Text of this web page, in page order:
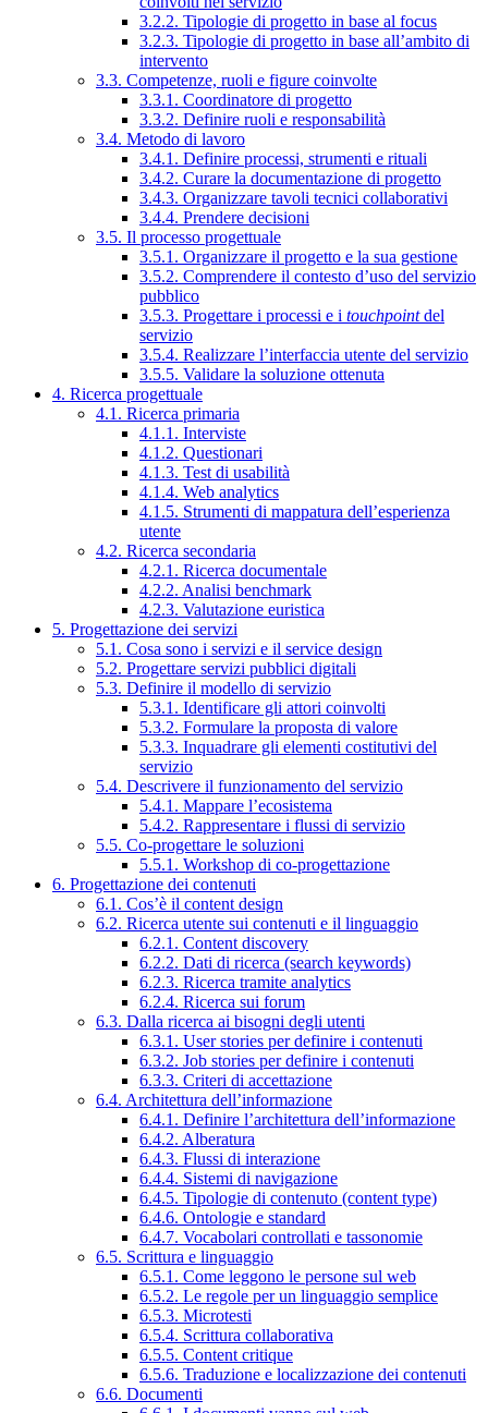
3.2.2. Tipologie di progetto in base al focus
3.2.3. Tipologie di progetto in base all’ambito di
intervento
3.3. Competenze, ruoli e figure coinvolte
3.3.1. Coordinatore di progetto
3.3.2. Definire ruoli e responsabilità
3.4. Metodo di lavoro
3.4.1. Definire processi, strumenti e rituali
3.4.2. Curare la documentazione di progetto
3.4.3. Organizzare tavoli tecnici collaborativi
3.4.4. Prendere decisioni
3.5. Il processo progettuale
3.5.1. Organizzare il progetto e la sua gestione
3.5.2. Comprendere il contesto d’uso del servizio
pubblico
3.5.3. Progettare i processi e i touchpointdel
servizio
3.5.4. Realizzare l’interfaccia utente del servizio
3.5.5. Validare la soluzione ottenuta
4. Ricerca progettuale
4.1. Ricerca primaria
4.1.1. Interviste
4.1.2. Questionari
4.1.3. Test di usabilità
4.1.4. Web analytics
4.1.5. Strumenti di mappatura dell’esperienza
utente
4.2. Ricerca secondaria
4.2.1. Ricerca documentale
4.2.2. Analisi benchmark
4.2.3. Valutazione euristica
5. Progettazione dei servizi
5.1. Cosa sono i servizi e il service design
5.2. Progettare servizi pubblici digitali
5.3. Definire il modello di servizio
5.3.1. Identificare gli attori coinvolti
5.3.2. Formulare la proposta di valore
5.3.3. Inquadrare gli elementi costitutivi del
servizio
5.4. Descrivere il funzionamento del servizio
5.4.1. Mappare l’ecosistema
5.4.2. Rappresentare i flussi di servizio
5.5. Co-progettare le soluzioni
5.5.1. Workshop di co-progettazione
6. Progettazione dei contenuti
6.1. Cos’è il content design
6.2. Ricerca utente sui contenuti e il linguaggio
6.2.1. Content discovery
6.2.2. Dati di ricerca (search keywords)
6.2.3. Ricerca tramite analytics
6.2.4. Ricerca sui forum
6.3. Dalla ricerca ai bisogni degli utenti
6.3.1. User stories per definire i contenuti
6.3.2. Job stories per definire i contenuti
6.3.3. Criteri di accettazione
6.4. Architettura dell’informazione
6.4.1. Definire l’architettura dell’informazione
6.4.2. Alberatura
6.4.3. Flussi di interazione
6.4.4. Sistemi di navigazione
6.4.5. Tipologie di contenuto (content type)
6.4.6. Ontologie e standard
6.4.7. Vocabolari controllati e tassonomie
6.5. Scrittura e linguaggio
6.5.1. Come leggono le persone sul web
6.5.2. Le regole per un linguaggio semplice
6.5.3. Microtesti
6.5.4. Scrittura collaborativa
6.5.5. Content critique
6.5.6. Traduzione e localizzazione dei contenuti
6.6. Documenti